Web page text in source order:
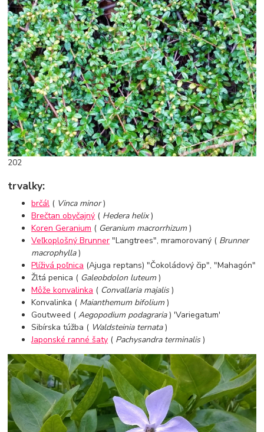
202
trvalky:
brčál ( Vinca minor)
Brečtan obyčajný ( Hedera helix)
Koren Geranium ( Geranium macrorrhizum)
Veľkoplošný Brunner "Langtrees", mramorovaný ( Brunner
macrophylla)
Plíživá poľnica (Ajuga reptans) "Čokoládový čip", "Mahagón"
Žltá penica ( Galeobdolon luteum)
Môže konvalinka ( Convallaria majalis)
Konvalinka ( Maianthemum bifolium)
Goutweed ( Aegopodium podagraria) 'Variegatum'
Sibírska túžba ( Waldsteinia ternata)
Japonské ranné šaty ( Pachysandra terminalis)